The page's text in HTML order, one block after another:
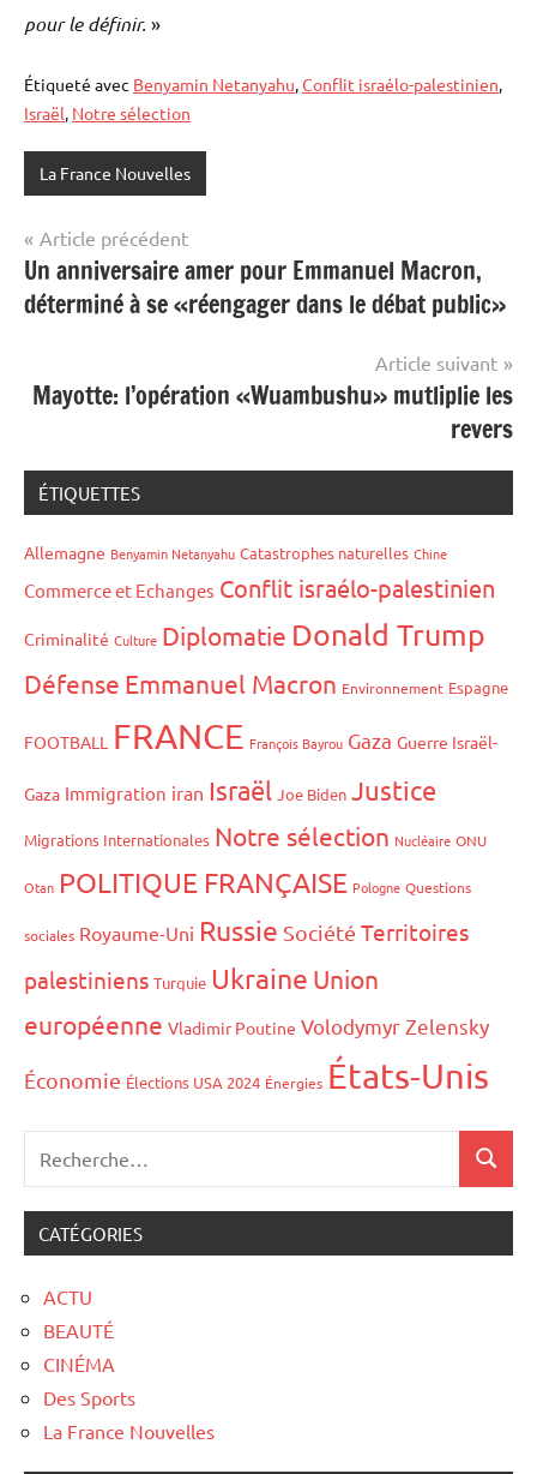
pour le définir. »
Étiqueté avec Benyamin Netanyahu,Conflit israélo-palestinien,
Israël, Notre sélection
La France Nouvelles
Navigation
de
l’article
Article précédent
Un anniversaire amer pour Emmanuel Macron,
déterminé à se «réengager dans le débat public»
Article suivant
Mayotte: l’opération «Wuambushu» mutliplie les
revers
ÉTIQUETTES
Allemagne Benyamin Netanyahu Catastrophes naturelles Chine
Commerce et Echanges Conflit israélo-palestinien
Criminalité Culture Diplomatie Donald Trump
Défense Emmanuel Macron Environnement Espagne
FOOTBALL FRANCE François Bayrou Gaza Guerre Israël-
Gaza Immigration iran Israël Joe Biden Justice
Migrations Internationales Notre sélection Nucléaire ONU
Otan POLITIQUE FRANÇAISE Pologne Questions
sociales Royaume-Uni Russie Société Territoires
palestiniens Turquie Ukraine Union
européenne Vladimir Poutine Volodymyr Zelensky
Économie Élections USA 2024 Énergies États-Unis
CATÉGORIES
ACTU
BEAUTÉ
CINÉMA
Des Sports
La France Nouvelles